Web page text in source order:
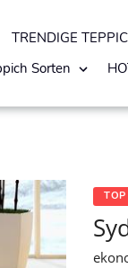
TRENDIGE
Sorten